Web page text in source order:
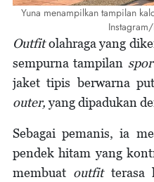
Yuna menampilkan tampilan
Outfitolahraga yang
sempurna tampilan
jaket tipis berwarna
outer,yang dipadukan
Sebagai pemanis, ia
pendek hitam yang
membuat outfitterasa